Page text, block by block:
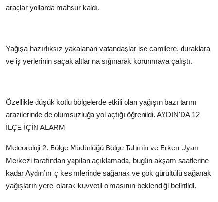
araçlar yollarda mahsur kaldı.
Yağışa hazırlıksız yakalanan vatandaşlar ise camilere, duraklara
ve iş yerlerinin saçak altlarına sığınarak korunmaya çalıştı.
Özellikle düşük kotlu bölgelerde etkili olan yağışın bazı tarım
arazilerinde de olumsuzluğa yol açtığı öğrenildi. AYDIN'DA 12
İLÇE İÇİN ALARM
Meteoroloji 2. Bölge Müdürlüğü Bölge Tahmin ve Erken Uyarı
Merkezi tarafından yapılan açıklamada, bugün akşam saatlerine
kadar Aydın’ın iç kesimlerinde sağanak ve gök gürültülü sağanak
yağışların yerel olarak kuvvetli olmasının beklendiği belirtildi.